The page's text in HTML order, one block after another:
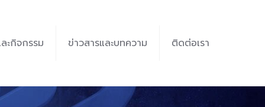
ะกิจกรรม ข่าวสารและบทความ ติดต่อเรา